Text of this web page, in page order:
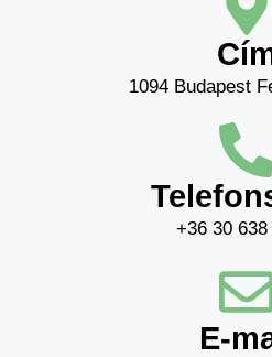
1094 Budapest
+36 30 638
E-